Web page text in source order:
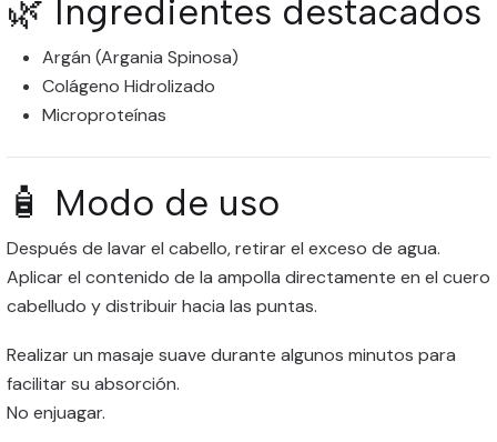
🌿 Ingredientes destacados
Argán (Argania Spinosa)
Colágeno Hidrolizado
Microproteínas
🧴 Modo de uso
Después de lavar el cabello, retirar el exceso de agua.
Aplicar el contenido de la ampolla directamente en el cuero
cabelludo y distribuir hacia las puntas.
Realizar un masaje suave durante algunos minutos para
facilitar su absorción.
No enjuagar.